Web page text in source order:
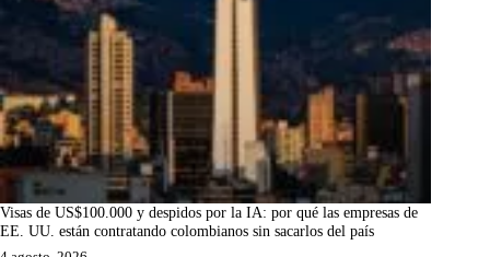
Visas de US$100.000 y despidos por la IA: por qué las empresas de
EE. UU. están contratando colombianos sin sacarlos del país